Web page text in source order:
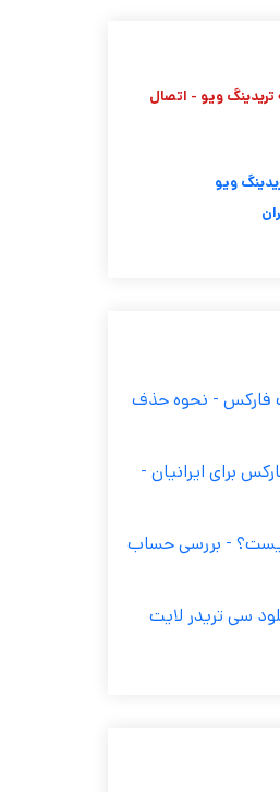
تریدینگ ویو - اتصال
فارکس - نحوه حذف
برای ایرانیان -
- بررسی حساب
سی تریدر لایت